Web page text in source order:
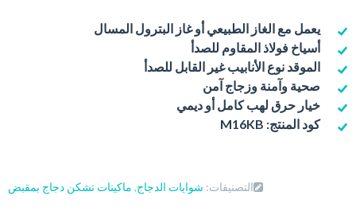
يعمل مع الغاز الطبيعي أو غاز البترول المسال
أسياخ فولاذ المقاوم للصدأ
الموقد نوع الأنابيب غير القابل للصدأ
صحية وآمنة وزجاج آمن
خيار حرق لهب كامل أو ديمي
كود المنتج: M16KB
التصنيفات: شوايات الدجاج, ماكينات تشكن دجاج بمقبض